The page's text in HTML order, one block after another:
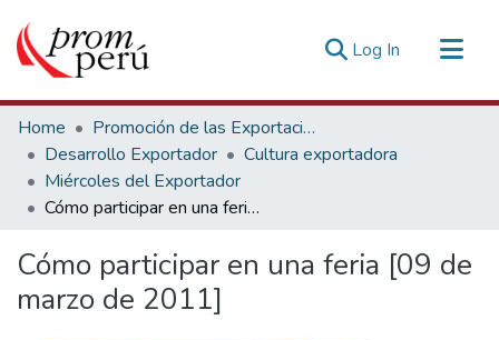
Log In (current)
Communities & Collections
All of DSpace
Statistics
Estadísticas Externas
Home
Promoción de las Exportaciones
Desarrollo Exportador
Cultura exportadora
Miércoles del Exportador
Cómo participar en una feria [09 de marzo de 2011]
Cómo participar en una feria [09 de
marzo de 2011]